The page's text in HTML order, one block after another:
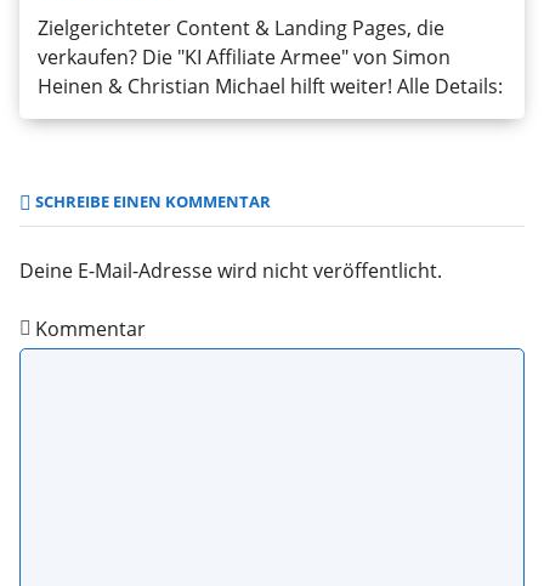
Zielgerichteter Content & Landing Pages, die
verkaufen? Die "KI Affiliate Armee" von Simon
Heinen & Christian Michael hilft weiter! Alle Details:
SCHREIBE EINEN KOMMENTAR
Deine E-Mail-Adresse wird nicht veröffentlicht.
Kommentar